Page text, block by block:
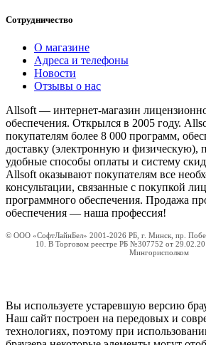
Сотрудничество
О магазине
Адреса и телефоны
Новости
Отзывы о нас
Allsoft — интернет-магазин
обеспечения. Открылся в 2005 году.
покупателям более 8 000 программ,
доставку (электронную и физическую),
удобные способы оплаты и систему
Allsoft оказывают покупателям все
консультации, связанные с покупкой
программного обеспечения. Продажа
обеспечения — наша профессия!
© ООО «СофтЛайнБел» 2001-2026 РБ, г. Минск, пр.
10. В Торговом реестре РБ №307752 от
Мингорисполком
Вы используете устаревшую версию
Наш сайт построен на передовых и
технологиях, поэтому при